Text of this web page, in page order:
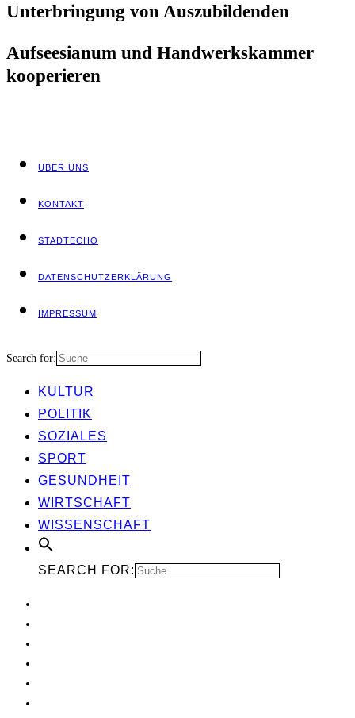
Unter­brin­gung von Auszubildenden
Auf­see­sia­num und Hand­werks­kam­mer
kooperieren
ÜBER UNS
KON­TAKT
STADT­ECHO
DATEN­SCHUTZ­ER­KLÄ­RUNG
IMPRES­SUM
Search for:
KUL­TUR
POLI­TIK
SOZIA­LES
SPORT
GESUND­HEIT
WIRT­SCHAFT
WIS­SEN­SCHAFT
SEARCH FOR: